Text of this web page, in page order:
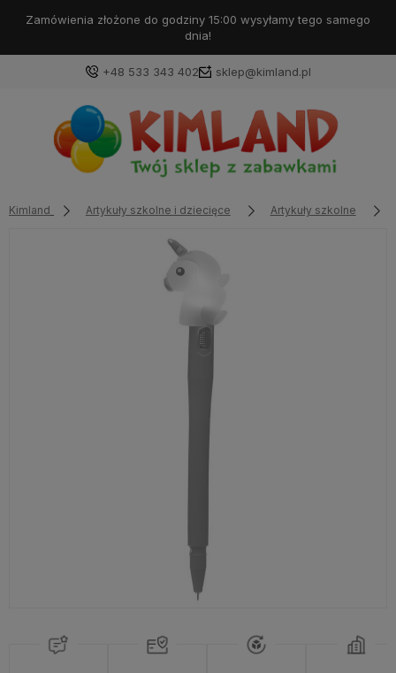
Darmowa dostawa od 99 zł!
+48 533 343 402 sklep@kimland.pl
Kimland Artykuły szkolne i dziecięce Artykuły szkolne